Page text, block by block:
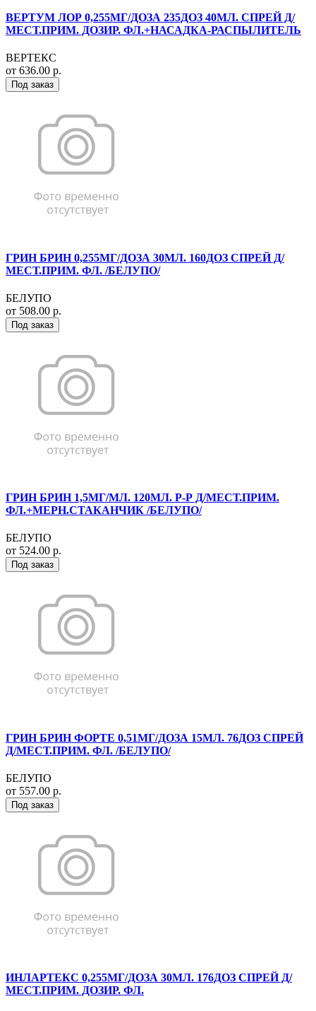
ВЕРТУМ ЛОР 0,255МГ/ДОЗА 235ДОЗ 40МЛ. СПРЕЙ Д/
МЕСТ.ПРИМ. ДОЗИР. ФЛ.+НАСАДКА-РАСПЫЛИТЕЛЬ
ВЕРТЕКС
от 636.00 р.
Под заказ
ГРИН БРИН 0,255МГ/ДОЗА 30МЛ. 160ДОЗ СПРЕЙ Д/
МЕСТ.ПРИМ. ФЛ. /БЕЛУПО/
БЕЛУПО
от 508.00 р.
Под заказ
ГРИН БРИН 1,5МГ/МЛ. 120МЛ. Р-Р Д/МЕСТ.ПРИМ.
ФЛ.+МЕРН.СТАКАНЧИК /БЕЛУПО/
БЕЛУПО
от 524.00 р.
Под заказ
ГРИН БРИН ФОРТЕ 0,51МГ/ДОЗА 15МЛ. 76ДОЗ СПРЕЙ
Д/МЕСТ.ПРИМ. ФЛ. /БЕЛУПО/
БЕЛУПО
от 557.00 р.
Под заказ
ИНЛАРТЕКС 0,255МГ/ДОЗА 30МЛ. 176ДОЗ СПРЕЙ Д/
МЕСТ.ПРИМ. ДОЗИР. ФЛ.